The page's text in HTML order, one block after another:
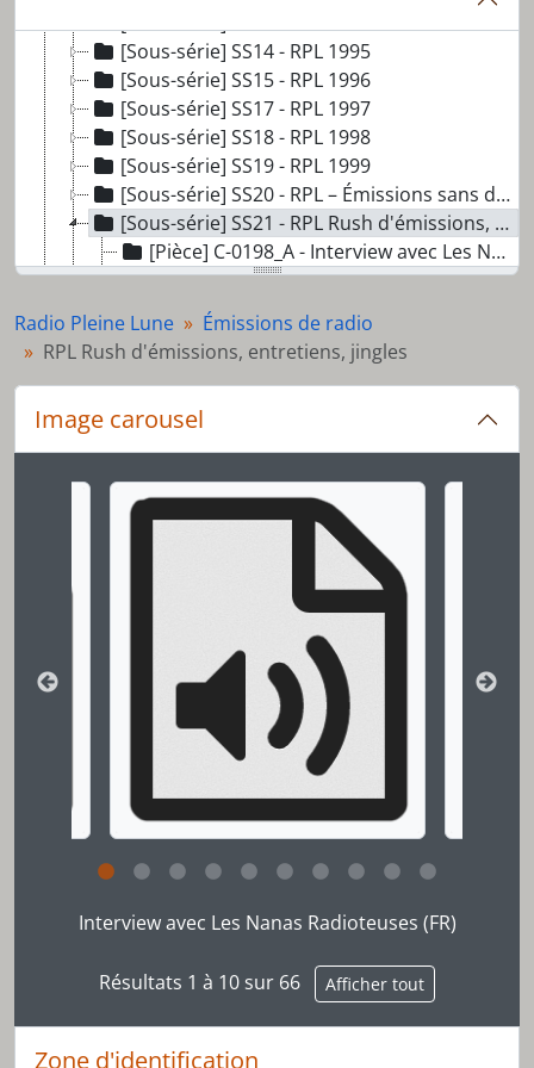
[Sous-série] SS14 - RPL 1995
[Sous-série] SS15 - RPL 1996
[Sous-série] SS17 - RPL 1997
[Sous-série] SS18 - RPL 1998
[Sous-série] SS19 - RPL 1999
[Sous-série] SS20 - RPL – Émissions sans date
[Sous-série] SS21 - RPL Rush d'émissions, entretiens, jingles
[Pièce] C-0198_A - Interview avec Les Nanas Radioteuses (FR)
[Pièce] C-0080_A - Des femmes du mouvement pour la paix à Genève (1)
[Pièce] C-0081_A - Des femmes du mouvement pour la paix à Genève (2)
[Pièce] C-0081_B - Des femmes du mouvement pour la paix à Genève (3)
[Pièce] C-0083_A - Des femmes du mouvement pour la paix à Genève (4)
[Pièce] C-0083_B - Des femmes du mouvement pour la paix à Genève (5)
[Pièce] C-0201_A - Le féminisme international par Charlotte Bunch, partie 1
[Pièce] C-0201_B - Le féminisme international par Charlotte Bunch, partie 2
[Pièce] C-0237_A - Le féminisme international, partie 3
[Pièce] C-0237_B - Le féminisme international, partie 4
[Pièce] C-0204_A - Le féminisme international, partie 5
[Pièce] C-0204_B - Le féminisme international, partie 6
[Pièce] C-0273_A - Interview de Marline et Cecilia, partie 1
[Pièce] C-0272_A - Interview de Marline et Cecilia, partie 3
[Pièce] C-0275_A - Interview avec une membre de Amnesty International, partie 1
[Pièce] C-0275_B - Interview avec une membre de Amnesty International, partie 2
[Pièce] C-0277_A - Interview avec des adolescentes de Radio Ado
[Pièce] C-0193_A - Interview Camp pour la paix
[Pièce] C-0212_A - Interview Camp pour la paix
[Pièce] C-0212_B - Interview Camp pour la paix
[Pièce] C-0300_A - Jeux et livres pour la petite enfance, partie 1
[Pièce] C-0300_B - Jeux et livres pour la petite enfance, partie 2
[Pièce] C-0293_A - Entretien avec Marieme du réseau Femmes sous lois musulmanes, partie 1
[Pièce] C-0293_B - Entretien avec Marieme du réseau Femmes sous lois musulmanes, partie 2
[Pièce] C-0202_A - Enregistrements au Nicaragua, partie 1
[Pièce] C-0202_B - Femmes au Nicaragua : interview de Anna
[Pièce] C-0207_A - L'amour la première fois, témoignages
Radio Pleine Lune
Émissions de radio
RPL Rush d'émissions, entretiens, jingles
Image carousel
Changer la présente diapositive de ce carrousel
Interview avec Les Nanas Radioteuses (FR)
Résultats 1 à 10 sur 66 Afficher tout
Zone d'identification